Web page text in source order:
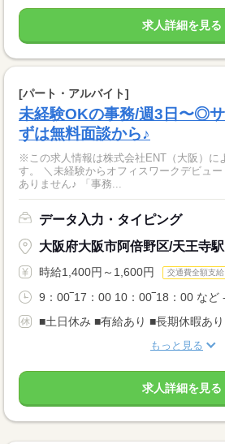
求人詳細を見る
[パート・アルバイト]
未経験OKの事務/週3日〜◎
ずは無料面談から♪
※この求人情報は株式会社ENT（大阪）に
す。 ＼未経験からオフィスワークデビュ
ありません♪ 「事務...
データ入力・タイピング
大阪府大阪市阿倍野区/天王寺駅
時給1,400円～1,600円 交通費全額支給
9：00‾17：00 10：00‾18：00 など
■土日休み ■有給あり ■長期休暇あ
もっと見る
求人詳細を見る